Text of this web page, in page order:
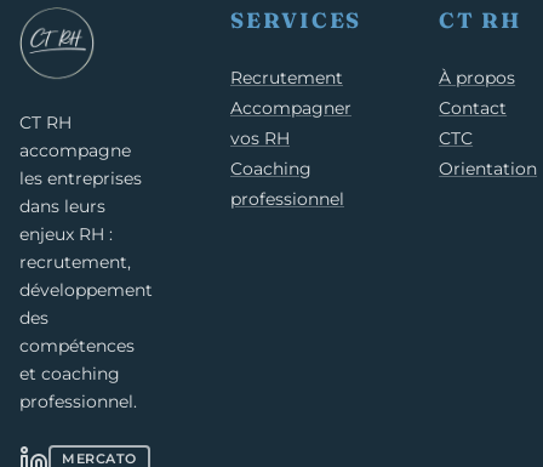
CT RH
accompagne
les entreprises
dans leurs
enjeux RH :
recrutement,
développement
des
compétences
et coaching
professionnel.
MERCATO
SERVICES
Recrutement
Accompagner
vos RH
Coaching
professionnel
CT RH
À propos
Contact
CTC
Orientation